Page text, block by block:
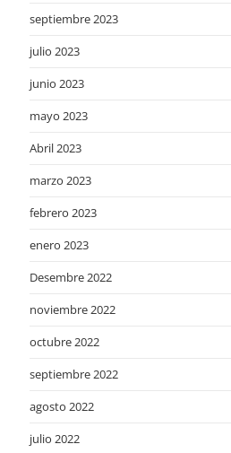
septiembre 2023
julio 2023
junio 2023
mayo 2023
Abril 2023
marzo 2023
febrero 2023
enero 2023
Desembre 2022
noviembre 2022
octubre 2022
septiembre 2022
agosto 2022
julio 2022